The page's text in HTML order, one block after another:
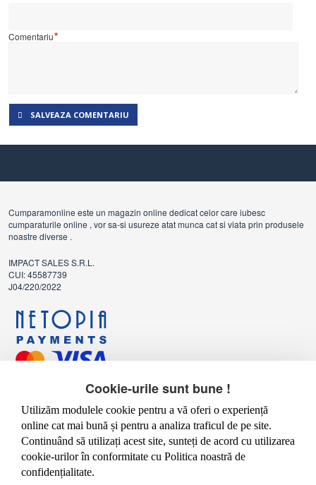
Comentariu*
SALVEAZA COMENTARIU
Cumparamonline este un magazin online dedicat celor care iubesc
cumparaturile online , vor sa-si usureze atat munca cat si viata prin produsele
noastre diverse .
IMPACT SALES S.R.L.
CUI: 45587739
J04/220/2022
Termeni si conditii
Modalitati de plata
Politica de confidentialitate
Cookie-urile sunt bune !
Utilizăm modulele cookie pentru a vă oferi o experiență
online cat mai bună și pentru a analiza traficul de pe site.
Continuând să utilizați acest site, sunteți de acord cu utilizarea
cookie-urilor în conformitate cu Politica noastră de
confidențialitate.